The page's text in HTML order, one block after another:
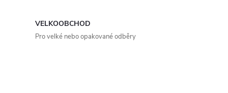
VELKOOBCHOD
Pro velké nebo opakované odběry